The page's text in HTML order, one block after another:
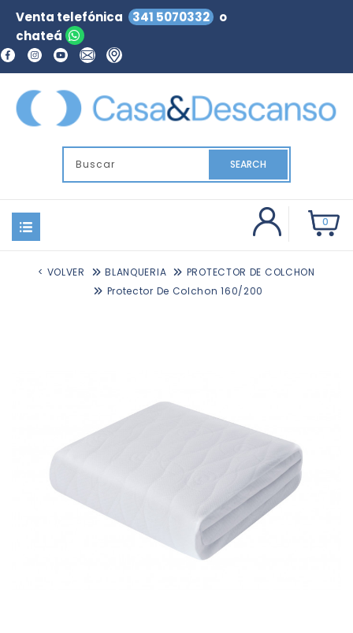
Venta telefónica 341 5070332
o
chateá
SEARCH
0
< VOLVER BLANQUERIA
PROTECTOR DE COLCHON
Protector De Colchon 160/200